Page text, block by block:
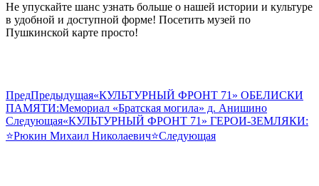
Не упускайте шанс узнать больше о нашей истории и культуре
в удобной и доступной форме! Посетить музей по
Пушкинской карте просто!
ПредПредыдущая«КУЛЬТУРНЫЙ ФРОНТ 71» ОБЕЛИСКИ
ПАМЯТИ:Мемориал «Братская могила» д. Анишино
Следующая«КУЛЬТУРНЫЙ ФРОНТ 71» ГЕРОИ-ЗЕМЛЯКИ:
⭐Рюкин Михаил Николаевич⭐Следующая